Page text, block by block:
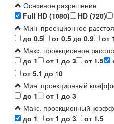
Основное разрешение
Full HD (1080)
HD (720)
Мин. проекционное
до 0.5
от 0.5 до 0.9 от
Макс. проекционное
до 1
от 1 до 3 от 1.5
от 5.1 до 10
Мин. проекционный
до 1
от 1 до 3
Макс. проекционный
до 1
от 1 до 3
от 1.5